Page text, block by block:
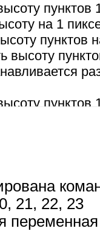
на 1
пунктов
высоту
высоту
21, 22, 23